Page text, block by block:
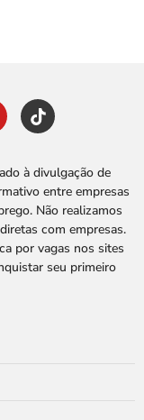
à divulgação de
entre empresas
Não realizamos
com empresas.
por vagas nos sites
seu primeiro